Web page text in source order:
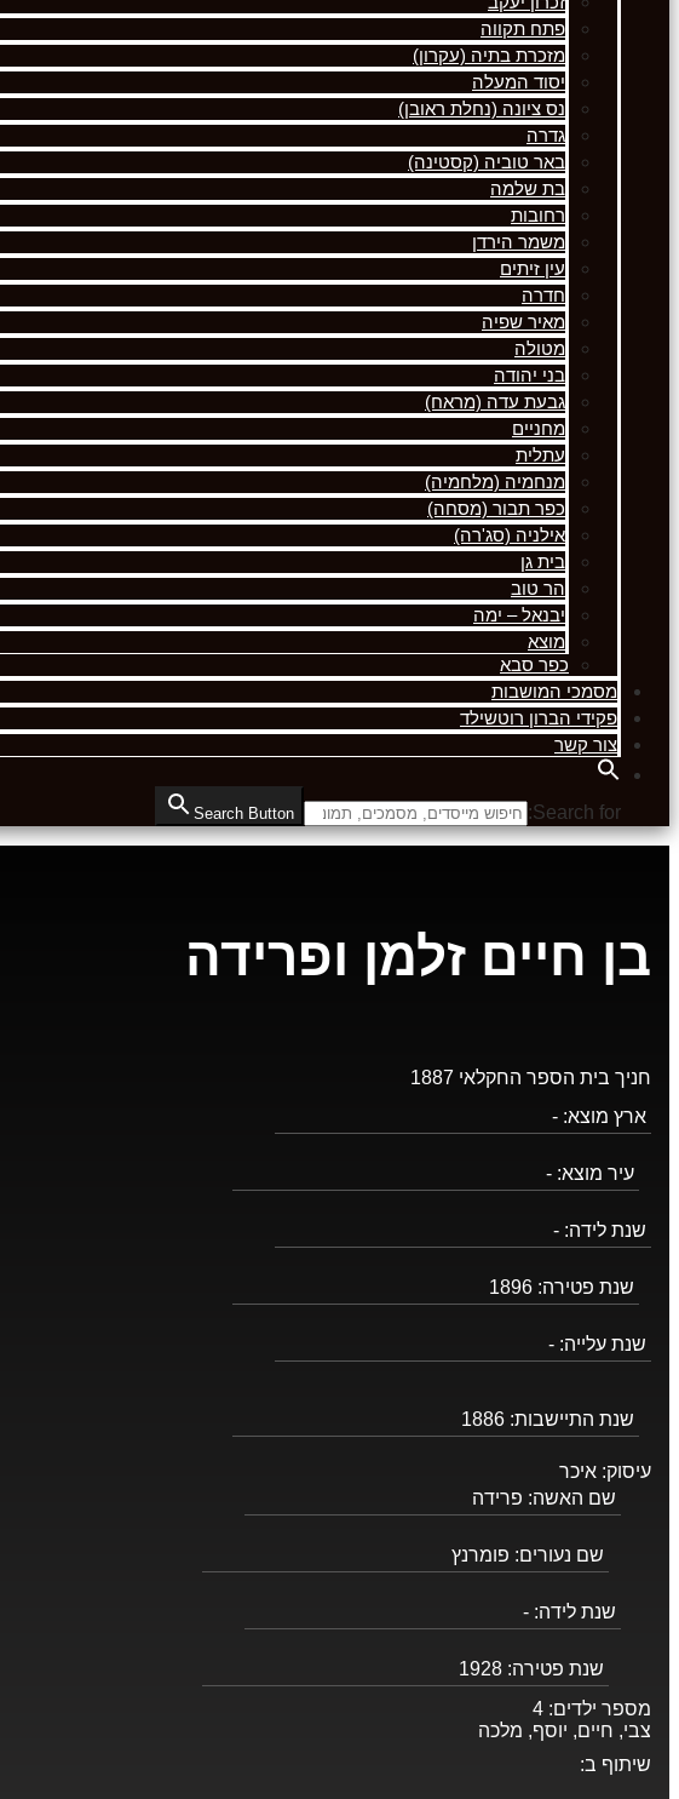
פתח תקווה
מזכרת בתיה (עקרון)
יסוד המעלה
נס ציונה (נחלת ראובן)
גדרה
באר טוביה (קסטינה)
בת שלמה
רחובות
משמר הירדן
עין זיתים
חדרה
מאיר שפיה
מטולה
בני יהודה
גבעת עדה (מראח)
מחניים
עתלית
מנחמיה (מלחמיה)
כפר תבור (מסחה)
אילניה (סג'רה)
בית גן
הר טוב
יבנאל – ימה
מוצא
כפר סבא
מסמכי המושבות
פקידי הברון רוטשילד
צור קשר
Search for:
Search Button
בן חיים זלמן ופרידה
חניך בית הספר החקלאי 1887
ארץ מוצא: -
עיר מוצא: -
שנת לידה: -
שנת פטירה: 1896
שנת עלייה: -
שנת התיישבות: 1886
עיסוק: איכר
שם האשה: פרידה
שם נעורים: פומרנץ
שנת לידה: -
שנת פטירה: 1928
מספר ילדים: 4
צבי, חיים, יוסף, מלכה
שיתוף ב: